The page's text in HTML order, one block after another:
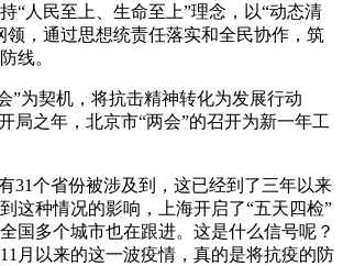
“人民至上、生命至上”理念，以“动态清
领，通过思想统责任落实和全民协作，筑
线。
”为契机，将抗击精神转化为发展行动
局之年，北京市“两会”的召开为新一年工
31个省份被涉及到，这已经到了三年以来
这种情况的影响，上海开启了“五天四检”
国多个城市也在跟进。这是什么信号呢？
月以来的这一波疫情，真的是将抗疫的防